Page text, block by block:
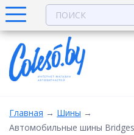
Главная → Шины →
Автомобильные шины